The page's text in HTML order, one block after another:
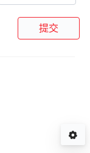
提交